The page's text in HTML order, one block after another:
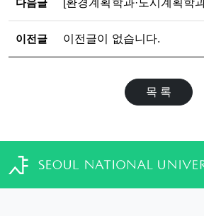
다음글 [환경계획학과·도시계획학
이전글 이전글이 없습니다.
목 록